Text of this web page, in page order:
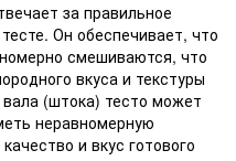
за правильное
Он обеспечивает, что
смешиваются, что
вкуса и текстуры
(штока) тесто может
неравномерную
и вкус готового